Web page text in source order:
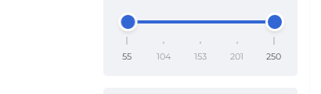
55 104 153 201 250